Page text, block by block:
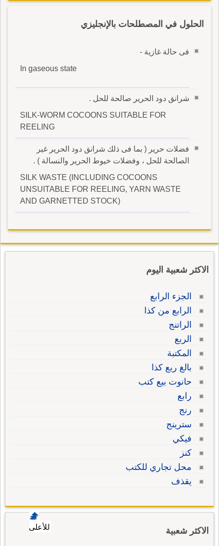
الحلول في المصطلحات بالإنجليزي
فى حالة غازية -
In gaseous state
شرانق دود الحرير صالحة للحل .
SILK-WORM COCOONS SUITABLE FOR
REELING
فضلات حرير ( بما فى ذلك شرانق دود الحرير غير
الصالحة للحل ، وفضلات خيوط الحرير والنسالة ) .
SILK WASTE (INCLUDING COCOONS
UNSUITABLE FOR REELING, YARN WASTE
AND GARNETTED STOCK)
الاكثر شعبية اليوم
الجزء الرابع
الرابع من كذا
الراتنج
الربع
المكتبة
بالغ ربع كذا
حانوت بيع كتب
رابع
رنج
سترينج
فيكي
كنز
محل تجاري للكتب
يقذف
الاكثر شعبية للأعلى